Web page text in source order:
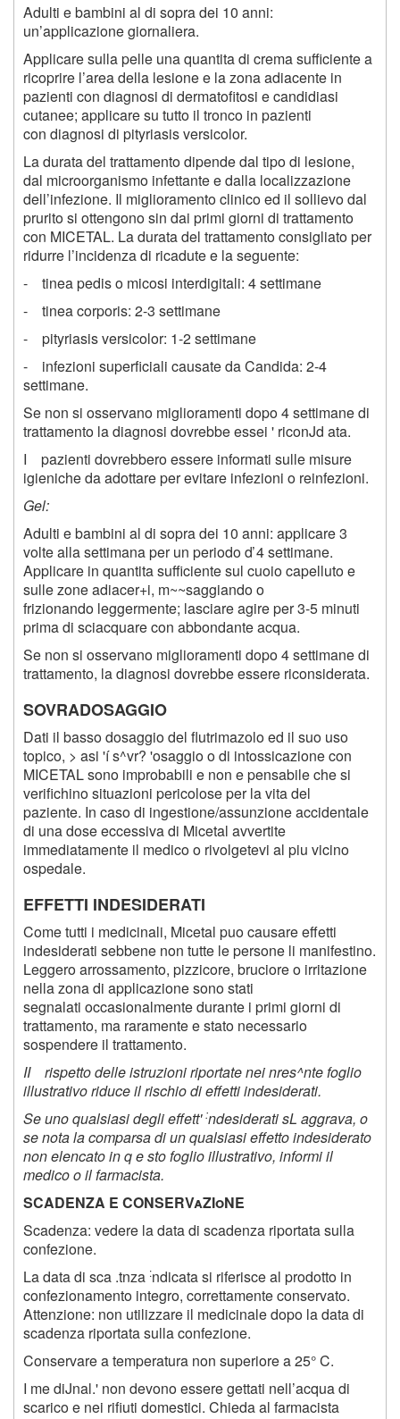
Adulti e bambini al di sopra dei 10 anni:
un’applicazione giornaliera.
Applicare sulla pelle una quantita di crema sufficiente a
ricoprire l’area della lesione e la zona adiacente in
pazienti con diagnosi di dermatofitosi e candidiasi
cutanee; applicare su tutto il tronco in pazienti
con diagnosi di pityriasis versicolor.
La durata del trattamento dipende dal tipo di lesione,
dal microorganismo infettante e dalla localizzazione
dell’infezione. Il miglioramento clinico ed il sollievo dal
prurito si ottengono sin dai primi giorni di trattamento
con MICETAL. La durata del trattamento consigliato per
ridurre l’incidenza di ricadute e la seguente:
- tinea pedis o micosi interdigitali: 4 settimane
- tinea corporis: 2-3 settimane
- pityriasis versicolor: 1-2 settimane
- infezioni superficiali causate da Candida: 2-4
settimane.
Se non si osservano miglioramenti dopo 4 settimane di
trattamento la diagnosi dovrebbe essei ' riconJd ata.
I pazienti dovrebbero essere informati sulle misure
igieniche da adottare per evitare infezioni o reinfezioni.
Gel:
Adulti e bambini al di sopra dei 10 anni: applicare 3
volte alla settimana per un periodo ď 4 settimane.
Applicare in quantita sufficiente sul cuoio capelluto e
sulle zone adiacer+i, m~~saggiando o
frizionando leggermente; lasciare agire per 3-5 minuti
prima di sciacquare con abbondante acqua.
Se non si osservano miglioramenti dopo 4 settimane di
trattamento, la diagnosi dovrebbe essere riconsiderata.
SOVRADOSAGGIO
Dati il basso dosaggio del flutrimazolo ed il suo uso
topico, > asi 'í s^vr? 'osaggio o di intossicazione con
MICETAL sono improbabili e non e pensabile che si
verifichino situazioni pericolose per la vita del
paziente. In caso di ingestione/assunzione accidentale
di una dose eccessiva di Micetal avvertite
immediatamente il medico o rivolgetevi al piu vicino
ospedale.
EFFETTI INDESIDERATI
Come tutti i medicinali, Micetal puo causare effetti
indesiderati sebbene non tutte le persone li manifestino.
Leggero arrossamento, pizzicore, bruciore o irritazione
nella zona di applicazione sono stati
segnalati occasionalmente durante i primi giorni di
trattamento, ma raramente e stato necessario
sospendere il trattamento.
II rispetto delle istruzioni riportate nei nres^nte foglio
illustrativo riduce il rischio di effetti indesiderati.
Se uno qualsiasi degli effett' :ndesiderati sL aggrava, o
se nota la comparsa di un qualsiasi effetto indesiderato
non elencato in q e sto foglio illustrativo, informi il
medico o il farmacista.
SCADENZA E CONSERVaZIoNE
Scadenza: vedere la data di scadenza riportata sulla
confezione.
La data di sca .tnza :ndicata si riferisce al prodotto in
confezionamento integro, correttamente conservato.
Attenzione: non utilizzare il medicinale dopo la data di
scadenza riportata sulla confezione.
Conservare a temperatura non superiore a 25° C.
I me diJnal.' non devono essere gettati nell’acqua di
scarico e nei rifiuti domestici. Chieda al farmacista